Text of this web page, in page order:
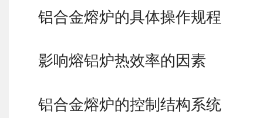
铝合金熔炉的具体操作规程
影响熔铝炉热效率的因素
铝合金熔炉的控制结构系统